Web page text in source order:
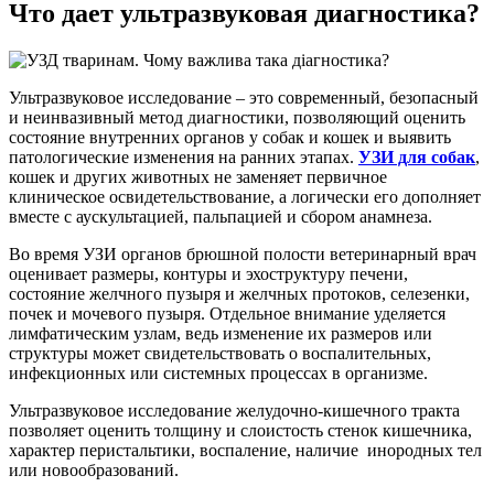
Что дает ультразвуковая диагностика?
Ультразвуковое исследование – это современный, безопасный
и неинвазивный метод диагностики, позволяющий оценить
состояние внутренних органов у собак и кошек и выявить
патологические изменения на ранних этапах. УЗИ для собак,
кошек и других животных не заменяет первичное
клиническое освидетельствование, а логически его дополняет
вместе с аускультацией, пальпацией и сбором анамнеза.
Во время УЗИ органов брюшной полости ветеринарный врач
оценивает размеры, контуры и эхоструктуру печени,
состояние желчного пузыря и желчных протоков, селезенки,
почек и мочевого пузыря. Отдельное внимание уделяется
лимфатическим узлам, ведь изменение их размеров или
структуры может свидетельствовать о воспалительных,
инфекционных или системных процессах в организме.
Ультразвуковое исследование желудочно-кишечного тракта
позволяет оценить толщину и слоистость стенок кишечника,
характер перистальтики, воспаление, наличие инородных тел
или новообразований.